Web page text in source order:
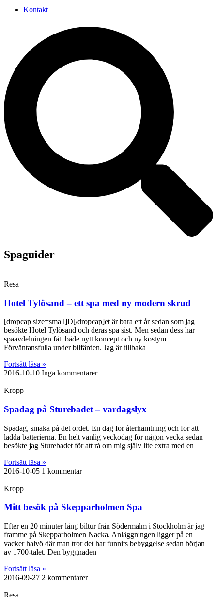
Kontakt
Spaguider
Resa
Hotel Tylösand – ett spa med ny modern skrud
[dropcap size=small]D[/dropcap]et är bara ett år sedan som jag
besökte Hotel Tylösand och deras spa sist. Men sedan dess har
spaavdelningen fått både nytt koncept och ny kostym.
Förväntansfulla under bilfärden. Jag är tillbaka
Fortsätt läsa »
2016-10-10 Inga kommentarer
Kropp
Spadag på Sturebadet – vardagslyx
Spadag, smaka på det ordet. En dag för återhämtning och för att
ladda batterierna. En helt vanlig veckodag för någon vecka sedan
besökte jag Sturebadet för att rå om mig själv lite extra med en
Fortsätt läsa »
2016-10-05 1 kommentar
Kropp
Mitt besök på Skepparholmen Spa
Efter en 20 minuter lång biltur från Södermalm i Stockholm är jag
framme på Skepparholmen Nacka. Anläggningen ligger på en
vacker halvö där man tror det har funnits bebyggelse sedan början
av 1700-talet. Den byggnaden
Fortsätt läsa »
2016-09-27 2 kommentarer
Resa